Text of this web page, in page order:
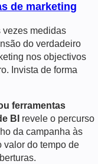
de marketing
vezes medidas
do verdadeiro
nos objectivos
Invista de forma
ferramentas
BI revele o percurso
da campanha às
valor do tempo de